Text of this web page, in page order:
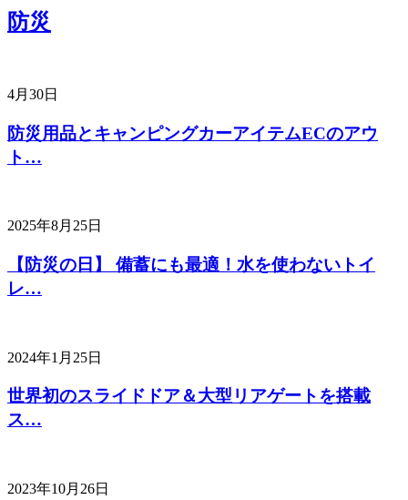
防災
4月30日
防災用品とキャンピングカーアイテムECのアウ
ト…
2025年8月25日
【防災の日】 備蓄にも最適！水を使わないトイ
レ…
2024年1月25日
世界初のスライドドア＆大型リアゲートを搭載
ス…
2023年10月26日